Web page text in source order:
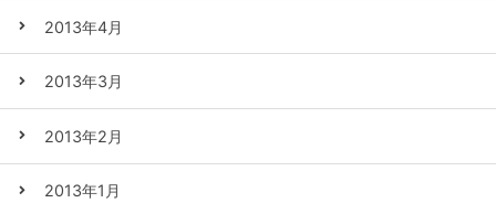
2013年4月
2013年3月
2013年2月
2013年1月